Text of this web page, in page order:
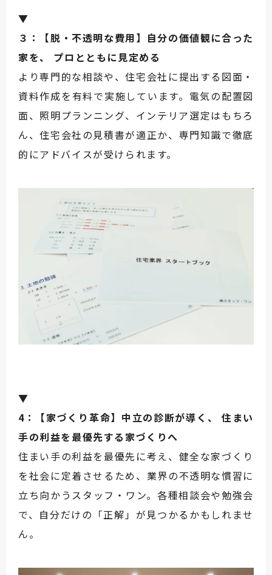
▼
３：【脱・不透明な費用】自分の価値観に合った
家を、 プロとともに見定める
より専門的な相談や、住宅会社に提出する図面・
資料作成を有料で実施しています。電気の配置図
面、照明プランニング、インテリア選定はもちろ
ん、住宅会社の見積書が適正か、専門知識で徹底
的にアドバイスが受けられます。
▼
4：【家づくり革命】中立の診断が導く、 住まい
手の利益を最優先する家づくりへ
住まい手の利益を最優先に考え、健全な家づくり
を社会に定着させるため、業界の不透明な慣習に
立ち向かうスタッフ・ワン。各種相談会や勉強会
で、自分だけの「正解」が見つかるかもしれませ
ん。